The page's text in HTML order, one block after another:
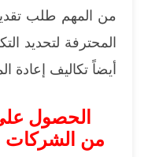
من المهم طلب
المحترفة لتحديد
أيضاً تكاليف إعادة
الحصول
من الشركات